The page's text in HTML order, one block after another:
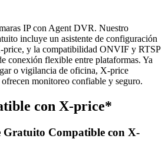
IP con Agent DVR. Nuestro
incluye un asistente de configuración
price, y la compatibilidad ONVIF y RTSP
conexión flexible entre plataformas. Ya
o vigilancia de oficina, X-price
monitoreo confiable y seguro.
con X-price*
Gratuito Compatible con X-